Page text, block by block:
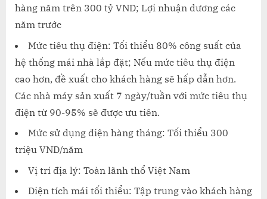
hàng năm trên 300 tỷ VND; Lợi nhuận dương các
năm trước
Mức tiêu thụ điện: Tối thiểu 80% công suất của
hệ thống mái nhà lắp đặt; Nếu mức tiêu thụ điện
cao hơn, đề xuất cho khách hàng sẽ hấp dẫn hơn.
Các nhà máy sản xuất 7 ngày/tuần với mức tiêu thụ
điện từ 90-95% sẽ được ưu tiên.
Mức sử dụng điện hàng tháng: Tối thiểu 300
triệu VND/năm
Vị trí địa lý: Toàn lãnh thổ Việt Nam
Diện tích mái tối thiểu: Tập trung vào khách hàng